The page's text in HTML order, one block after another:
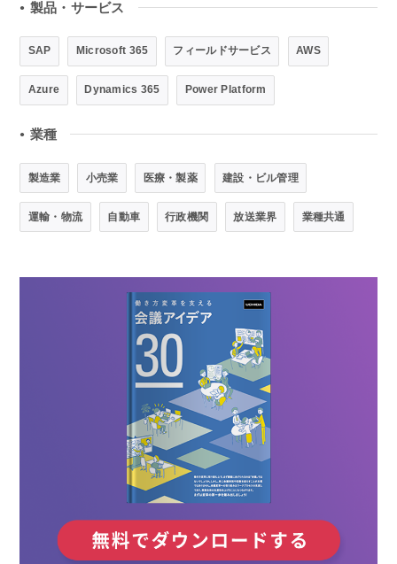
● 製品・サービス
SAP Microsoft 365 フィールドサービス AWS
Azure Dynamics 365 Power Platform
● 業種
製造業 小売業 医療・製薬 建設・ビル管理
運輸・物流 自動車 行政機関 放送業界 業種共通